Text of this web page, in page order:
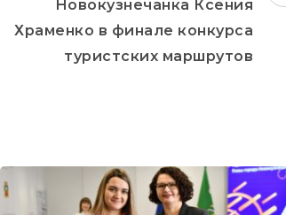
Новокузнечанка Ксения
Храменко в финале конкурса
туристских маршрутов